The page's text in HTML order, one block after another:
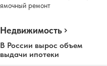
ямочный ремонт
Недвижимость
В России вырос объем
выдачи ипотеки